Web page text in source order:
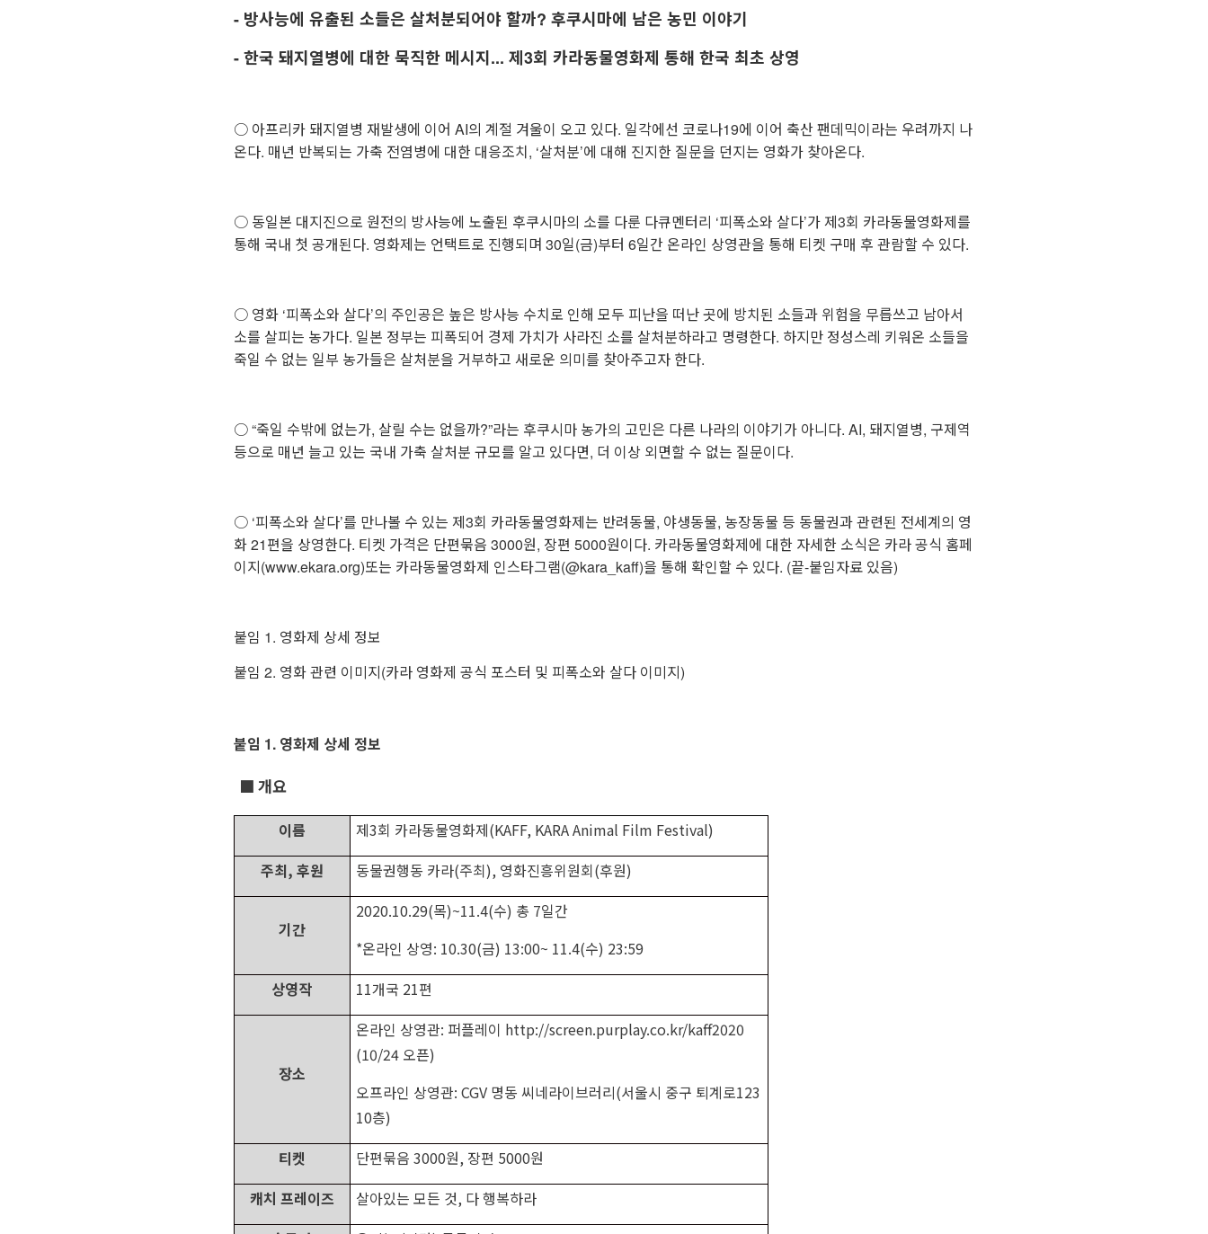
- 방사능에 유출된 소들은 살처분되어야 할까? 후쿠시마에 남은 농민 이야기
- 한국 돼지열병에 대한 묵직한 메시지... 제3회 카라동물영화제 통해 한국 최초 상영
○ 아프리카 돼지열병 재발생에 이어 AI의 계절 겨울이 오고 있다. 일각에선 코로나19에 이어 축산 팬데믹이라는 우려까지 나
온다. 매년 반복되는 가축 전염병에 대한 대응조치, ‘살처분’에 대해 진지한 질문을 던지는 영화가 찾아온다.
○ 동일본 대지진으로 원전의 방사능에 노출된 후쿠시마의 소를 다룬 다큐멘터리 ‘피폭소와 살다’가 제3회 카라동물영화제를
통해 국내 첫 공개된다. 영화제는 언택트로 진행되며 30일(금)부터 6일간 온라인 상영관을 통해 티켓 구매 후 관람할 수 있다.
○ 영화 ‘피폭소와 살다’의 주인공은 높은 방사능 수치로 인해 모두 피난을 떠난 곳에 방치된 소들과 위험을 무릅쓰고 남아서
소를 살피는 농가다. 일본 정부는 피폭되어 경제 가치가 사라진 소를 살처분하라고 명령한다. 하지만 정성스레 키워온 소들을
죽일 수 없는 일부 농가들은 살처분을 거부하고 새로운 의미를 찾아주고자 한다.
○ “죽일 수밖에 없는가, 살릴 수는 없을까?”라는 후쿠시마 농가의 고민은 다른 나라의 이야기가 아니다. AI, 돼지열병, 구제역
등으로 매년 늘고 있는 국내 가축 살처분 규모를 알고 있다면, 더 이상 외면할 수 없는 질문이다.
○ ‘피폭소와 살다’를 만나볼 수 있는 제3회 카라동물영화제는 반려동물, 야생동물, 농장동물 등 동물권과 관련된 전세계의 영
화 21편을 상영한다. 티켓 가격은 단편묶음 3000원, 장편 5000원이다. 카라동물영화제에 대한 자세한 소식은 카라 공식 홈페
이지(www.ekara.org)또는 카라동물영화제 인스타그램(@kara_kaff)을 통해 확인할 수 있다. (끝-붙임자료 있음)
붙임 1. 영화제 상세 정보
붙임 2. 영화 관련 이미지(카라 영화제 공식 포스터 및 피폭소와 살다 이미지)
붙임 1. 영화제 상세 정보
■개요
이름 제3회 카라동물영화제(KAFF, KARA Animal Film Festival)
주최, 후원 동물권행동 카라(주최), 영화진흥위원회(후원)
기간
2020.10.29(목)~11.4(수) 총 7일간
*온라인 상영: 10.30(금) 13:00~ 11.4(수) 23:59
상영작
11개국 21편
장소
온라인 상영관: 퍼플레이 http://screen.purplay.co.kr/kaff2020
(10/24 오픈)
오프라인 상영관: CGV 명동 씨네라이브러리(서울시 중구 퇴계로123
10층)
티켓
단편묶음3000원, 장편 5000원
캐치 프레이즈
살아있는 모든 것, 다 행복하라